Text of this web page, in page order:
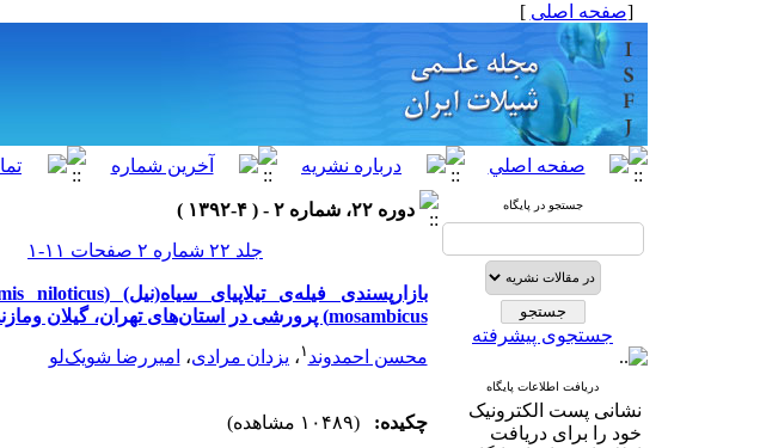
[صفحه اصلی ]
جستجو در پایگاه
جستجوی پیشرفته
دریافت اطلاعات پایگاه
نشانی پست الکترونیک
خود را برای دریافت
دوره ۲۲، شماره ۲ - ( ۴-۱۳۹۲ )
جلد ۲۲ شماره ۲ صفحات ۱۱-۱
mosambicus) پرورشی در استان‌های تهران، گیلان ومازندران
محسن احمدوند ۱ ، یزدان مرادی، امیررضا شویک‌لو
چکیده:
(۱۰۴۸۹ مشاهده)